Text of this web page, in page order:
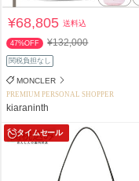
¥68,805送料込
47%OFF ¥132,000
関税負担なし
MONCLER
PREMIUM PERSONAL SHOPPER
kiaraninth
タイムセール